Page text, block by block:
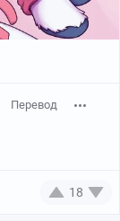
Перевод
18